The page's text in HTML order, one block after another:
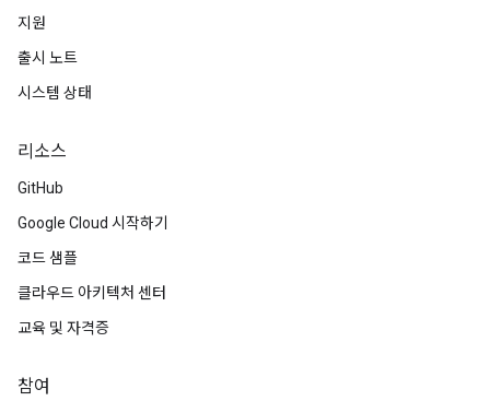
지원
출시 노트
시스템 상태
리소스
GitHub
Google Cloud 시작하기
코드 샘플
클라우드 아키텍처 센터
교육 및 자격증
참여